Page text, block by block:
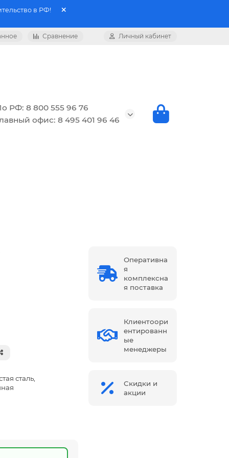
в РФ!
Сравнение Личный кабинет
РФ: 8 800 555 96 76
офис: 8 495 401 96 46
сталь,
Оперативна
я
комплексна
я поставка
Клиентоори
ентированн
ые
менеджеры
Скидки и
акции